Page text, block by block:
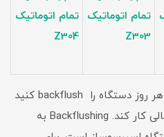
تمام اتوماتیک
Z303
تمام اتوماتیک
Z304
برای رفع این مشکل، بهتر است هر روز دستگاه را backflush کنید
تا اسپرسوساز شما به صورت عالی کار کند. Backflushing به